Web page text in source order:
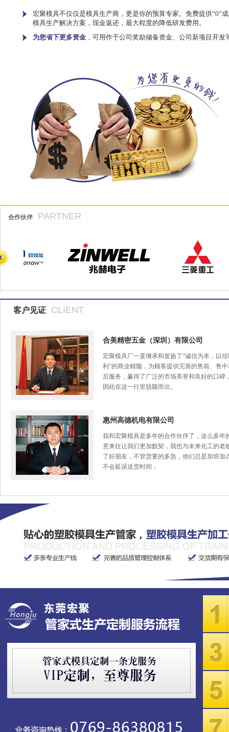
宏聚模具不仅仅是模具生产商，更是你的预算专家。免费提供“0”
模具生产解决方案，现金返还，最大程度的降低研发费用。
为您省下更多资金 ，可用作于公司奖励储备资金、公司新项目开发
合作伙伴 PARTNER
客户见证 CLIENT
合美精密五金（深圳）有限公司
宏聚模具厂一直继承和发扬了“诚信为本，以信
利”的商业精髓，为顾客提供完善的售前、售
后服务，赢得了广泛的市场美誉和良好的口碑
因此在这一行里脱颖而出。
惠州高德机电有限公司
我和宏聚模具是多年的合作伙伴了，这么多年
意来往让我们更加默契，我也与未来化工的老
了好朋友，不管货要的多急，他们总是加班加
不会延误送货时间，